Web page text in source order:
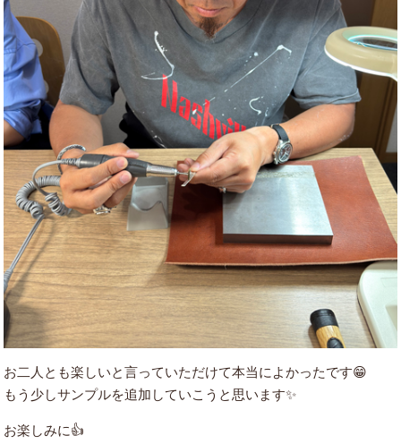
お二人とも楽しいと言っていただけて本当によかったです😁
もう少しサンプルを追加していこうと思います✨
お楽しみに👍